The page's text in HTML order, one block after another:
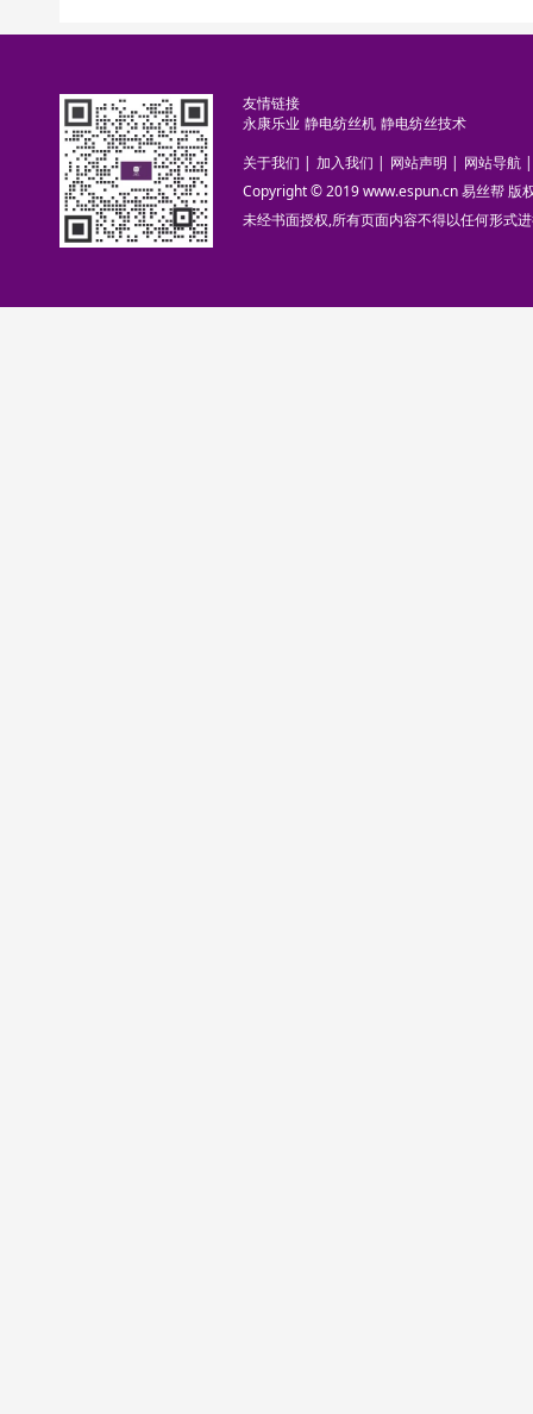
友情链接
永康乐业 静电纺丝机 静电纺丝技术
关于我们 | 加入我们 | 网站声明 | 网站导航 |
Copyright © 2019 www.espun.cn 易丝帮 版
未经书面授权,所有页面内容不得以任何形式